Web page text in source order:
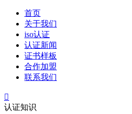
首页
关于我们
iso认证
认证新闻
证书样板
合作加盟
联系我们

认证知识